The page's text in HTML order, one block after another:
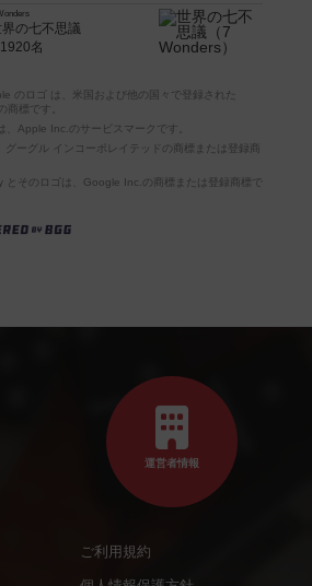
の七不思議
1920名
のロゴ は、米国および他の国々で登録された
商標です。
、Apple Inc.のサービスマークです。
グーグル インコーポレイテッドの商標または登録商
とそのロゴは、Google Inc.の商標または登録商標で
運営者情報
ご利用規約